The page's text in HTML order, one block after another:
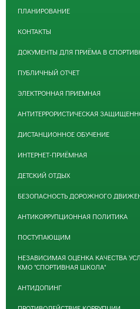
ПЛАНИРОВАНИЕ
КОНТАКТЫ
ДОКУМЕНТЫ ДЛЯ ПРИЁМА В
ПУБЛИЧНЫЙ ОТЧЕТ
ЭЛЕКТРОННАЯ ПРИЕМНАЯ
АНТИТЕРРОРИСТИЧЕСКАЯ
ДИСТАНЦИОННОЕ ОБУЧЕНИЕ
ИНТЕРНЕТ-ПРИЁМНАЯ
ДЕТСКИЙ ОТДЫХ
БЕЗОПАСНОСТЬ ДОРОЖНОГО
АНТИКОРРУПЦИОННАЯ ПОЛИТИКА
ПОСТУПАЮЩИМ
НЕЗАВИСИМАЯ ОЦЕНКА КАЧЕСТВА
КМО "СПОРТИВНАЯ ШКОЛА"
АНТИДОПИНГ